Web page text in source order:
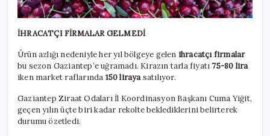
İHRACATÇI FİRMALAR GELMEDİ
Ürün azlığı nedeniyle her yıl bölgeye gelen ihracatçı firmalar
bu sezon Gaziantep’e uğramadı. Kirazın tarla fiyatı 75-80 lira
iken market raflarında 150 lirayasatılıyor.
Gaziantep Ziraat Odaları İl Koordinasyon Başkanı Cuma Yiğit,
geçen yılın üçte biri kadar rekolte beklediklerini belirterek
durumu özetledi.